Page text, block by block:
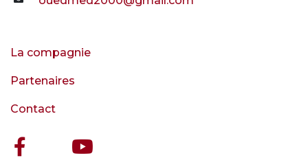
La compagnie
Partenaires
Contact